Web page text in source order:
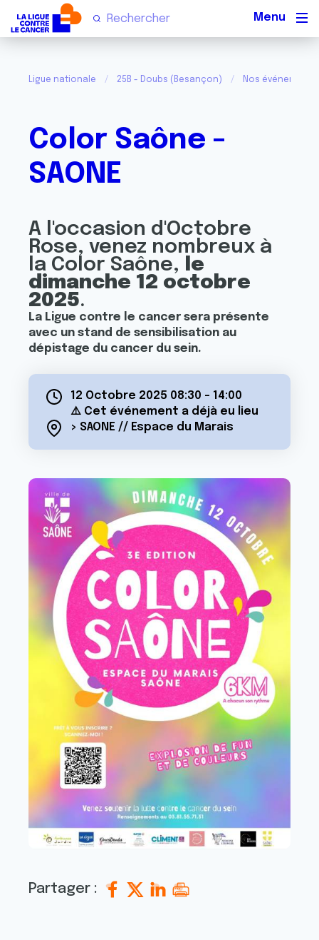
Ligue nationale 25B - Doubs (Besançon) Nos événements
Color Saône -
SAONE
A l'occasion d'Octobre
Rose, venez nombreux à
la Color Saône, le
dimanche 12 octobre
2025.
La Ligue contre le cancer sera présente
avec un stand de sensibilisation au
dépistage du cancer du sein.
12 Octobre 2025 08:30 - 14:00
⚠️ Cet événement a déjà eu lieu
> SAONE // Espace du Marais
Partager :